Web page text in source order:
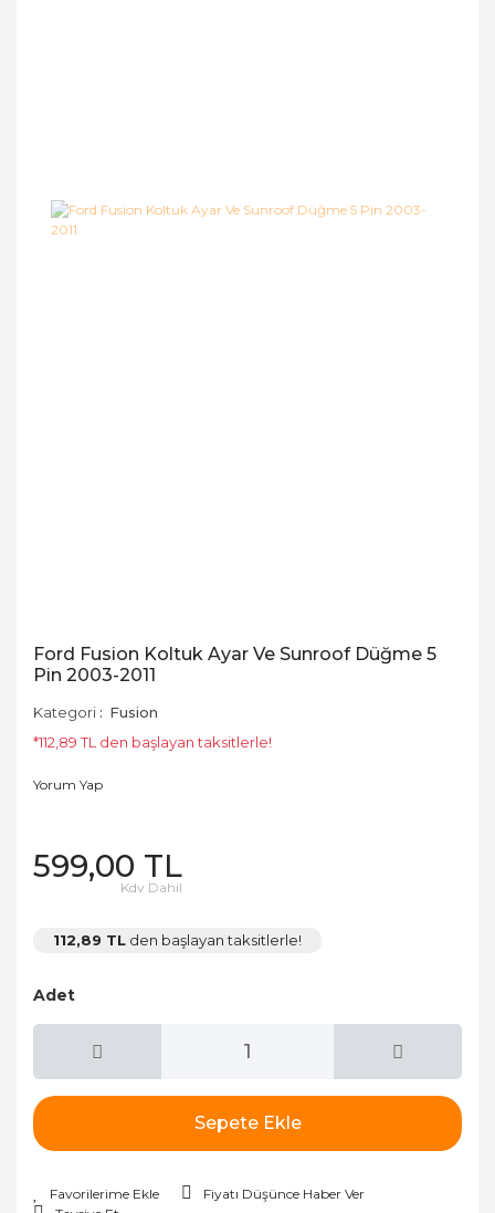
Ford Fusion Koltuk Ayar Ve Sunroof Düğme 5
Pin 2003-2011
Kategori
Fusion
*112,89 TL den başlayan taksitlerle!
Yorum Yap
599,00 TL
Kdv Dahil
112,89 TL den başlayan taksitlerle!
Adet
Sepete Ekle
Fiyatı Düşünce Haber Ver